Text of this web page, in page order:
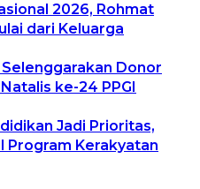
2026, Rohmat
dari Keluarga
Selenggarakan Donor
ke-24 PPGI
Jadi Prioritas,
Program Kerakyatan